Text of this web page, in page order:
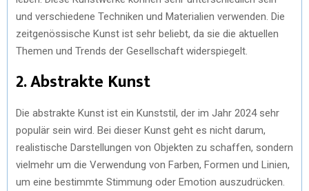
und verschiedene Techniken und Materialien verwenden. Die
zeitgenössische Kunst ist sehr beliebt, da sie die aktuellen
Themen und Trends der Gesellschaft widerspiegelt.
2. Abstrakte Kunst
Die abstrakte Kunst ist ein Kunststil, der im Jahr 2024 sehr
populär sein wird. Bei dieser Kunst geht es nicht darum,
realistische Darstellungen von Objekten zu schaffen, sondern
vielmehr um die Verwendung von Farben, Formen und Linien,
um eine bestimmte Stimmung oder Emotion auszudrücken.